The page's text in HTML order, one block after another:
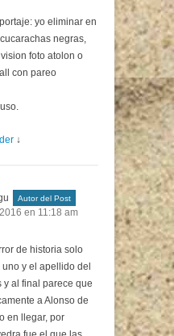
yo eliminar en
negras,
foto atolon o
con pareo
↓
Autor del Post
en 11:18 am
de historia solo
y el apellido del
y al final parece que
a Alonso de
en llegar, por